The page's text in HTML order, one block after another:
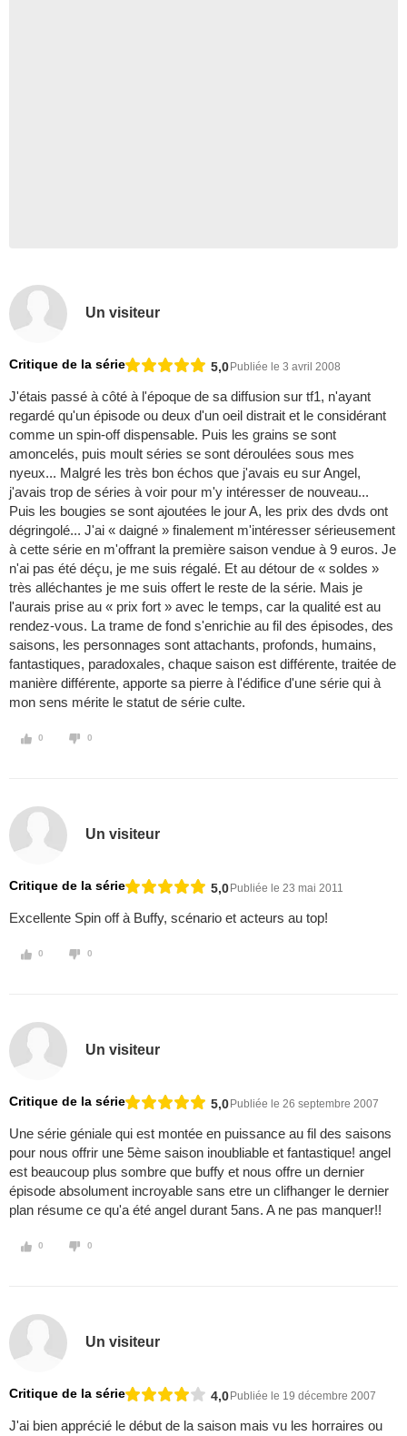
Un visiteur
Critique de la série 5,0 Publiée le 3 avril 2008
J'étais passé à côté à l'époque de sa diffusion sur tf1, n'ayant
regardé qu'un épisode ou deux d'un oeil distrait et le considérant
comme un spin-off dispensable. Puis les grains se sont
amoncelés, puis moult séries se sont déroulées sous mes
nyeux... Malgré les très bon échos que j'avais eu sur Angel,
j'avais trop de séries à voir pour m'y intéresser de nouveau...
Puis les bougies se sont ajoutées le jour A, les prix des dvds ont
dégringolé... J'ai « daigné » finalement m'intéresser sérieusement
à cette série en m'offrant la première saison vendue à 9 euros. Je
n'ai pas été déçu, je me suis régalé. Et au détour de « soldes »
très alléchantes je me suis offert le reste de la série. Mais je
l'aurais prise au « prix fort » avec le temps, car la qualité est au
rendez-vous. La trame de fond s'enrichie au fil des épisodes, des
saisons, les personnages sont attachants, profonds, humains,
fantastiques, paradoxales, chaque saison est différente, traitée de
manière différente, apporte sa pierre à l'édifice d'une série qui à
mon sens mérite le statut de série culte.
0 0
Un visiteur
Critique de la série 5,0 Publiée le 23 mai 2011
Excellente Spin off à Buffy, scénario et acteurs au top!
0 0
Un visiteur
Critique de la série 5,0 Publiée le 26 septembre 2007
Une série géniale qui est montée en puissance au fil des saisons
pour nous offrir une 5ème saison inoubliable et fantastique! angel
est beaucoup plus sombre que buffy et nous offre un dernier
épisode absolument incroyable sans etre un clifhanger le dernier
plan résume ce qu'a été angel durant 5ans. A ne pas manquer!!
0 0
Un visiteur
Critique de la série 4,0 Publiée le 19 décembre 2007
J'ai bien apprécié le début de la saison mais vu les horraires ou